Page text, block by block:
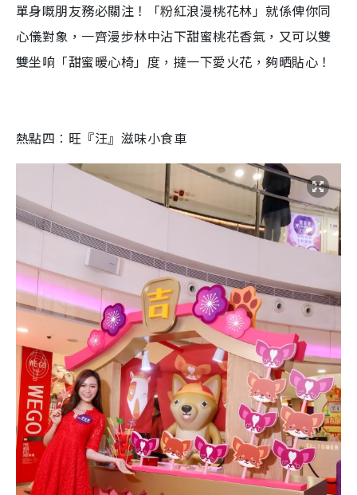
單身嘅朋友務必關注！「粉紅浪漫桃花林」就係俾你同
心儀對象，一齊漫步林中沾下甜蜜桃花香氣，又可以雙
雙坐响「甜蜜暖心椅」度，撻一下愛火花，夠晒貼心！
熱點四 ︰ 旺 『汪』 滋味小食車